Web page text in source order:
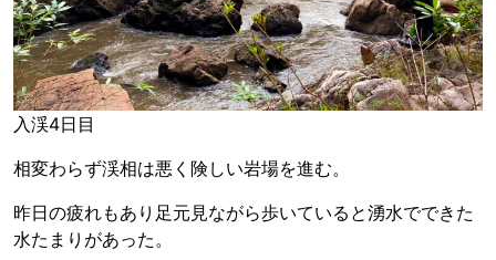
入渓4日目
相変わらず渓相は悪く険しい岩場を進む。
昨日の疲れもあり足元見ながら歩いていると湧水でできた
水たまりがあった。